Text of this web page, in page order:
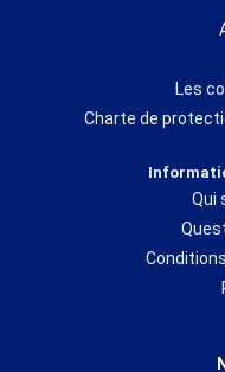
Les
Charte de
Qui